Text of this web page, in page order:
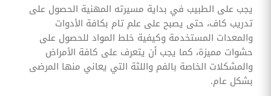
يجب على الطبيب في بداية مسيرته المهنية الحصول على
تدريب كاف، حتى يصبح على علم تام بكافة الأدوات
والمعدات المستخدمة وكيفية خلط المواد للحصول على
حشوات مميزة، كما يجب أن يتعرف على كافة الأمراض
والمشكلات الخاصة بالفم واللثة التي يعاني منها المرضى
بشكل عام.